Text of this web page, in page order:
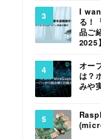
I
る！
品ご
2025】
オー
は？
みや